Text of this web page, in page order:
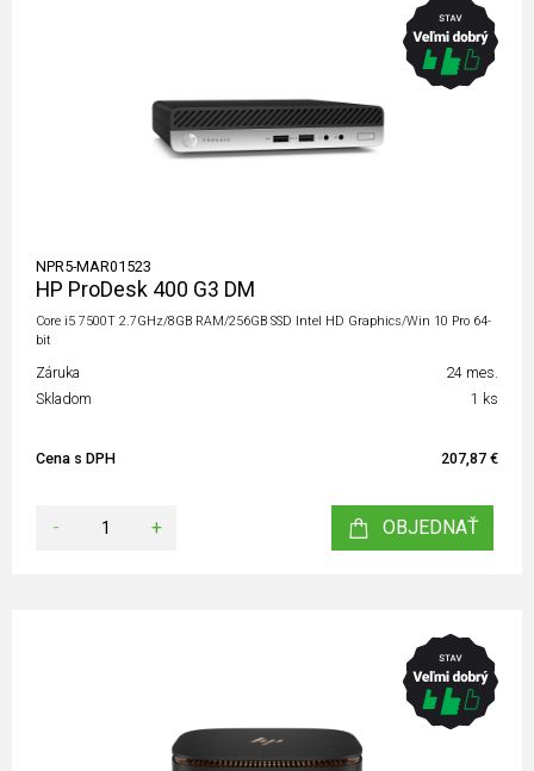
NPR5-MAR01523
HP ProDesk 400 G3 DM
Core i5 7500T 2.7GHz/8GB RAM/256GB SSD Intel HD Graphics/Win 10 Pro 64-
bit
Záruka
24 mes.
Skladom
1 ks
Cena s DPH 207,87 €
- + OBJEDNAŤ